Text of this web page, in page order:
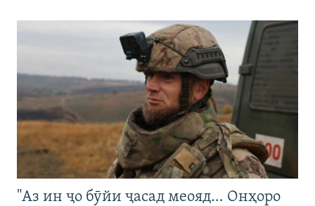
"Аз ин ҷо бӯйи ҷасад меояд… Онҳоро